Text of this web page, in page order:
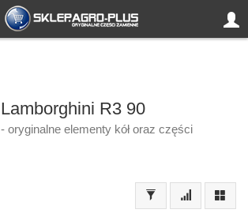
Lamborghini R3 90
- oryginalne elementy kół oraz części